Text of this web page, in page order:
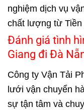
nghiệm dịch vụ
chất lượng từ
Đánh giá tình
Giang đi Đà
Công ty Vận Tải
lưới vận chuyển
sự tận tâm và